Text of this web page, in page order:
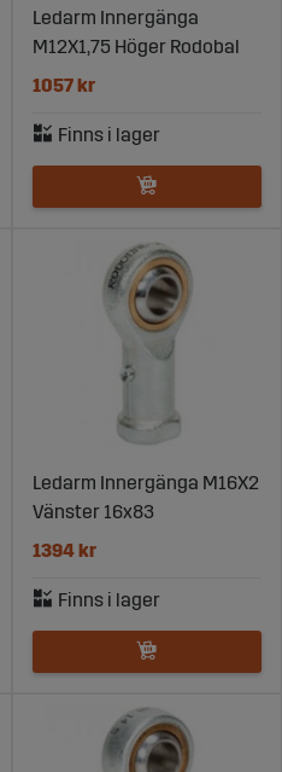
Ledarm Innergänga
M12X1,75 Höger Rodobal
1057 kr
Ledarm Innergänga M16X2
Vänster 16x83
1394 kr